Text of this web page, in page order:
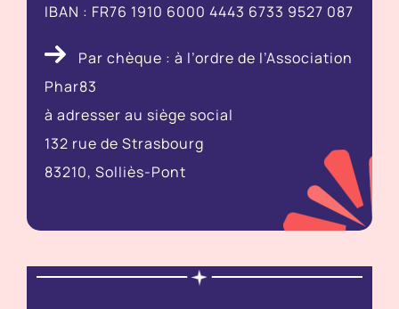
IBAN : FR76 1910 6000 4443 6733 9527 087
Par chèque : à l’ordre de l’Association
Phar83
à adresser au siège social
132 rue de Strasbourg
83210, Solliès-Pont